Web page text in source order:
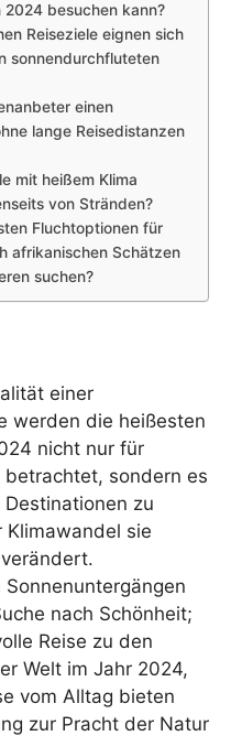
2024 besuchen kann?
Reiseziele eignen sich
sonnendurchfluteten
einen
lange Reisedistanzen
mit heißem Klima
von Stränden?
Fluchtoptionen für
afrikanischen Schätzen
suchen?
einer
werden die heißesten
nicht nur für
betrachtet, sondern es
zu
sie
nach Schönheit;
Reise zu den
Welt im Jahr 2024,
vom Alltag bieten
zur Pracht der Natur